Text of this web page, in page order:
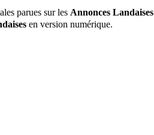
parues sur les Annonces Landaises
en version numérique.